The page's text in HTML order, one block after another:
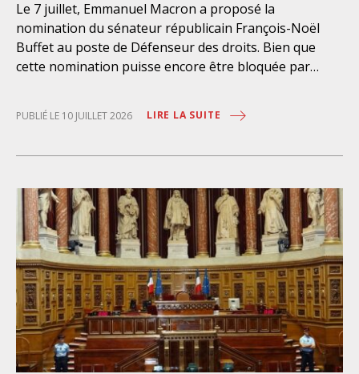
Le 7 juillet, Emmanuel Macron a proposé la
nomination du sénateur républicain François-Noël
Buffet au poste de Défenseur des droits. Bien que
cette nomination puisse encore être bloquée par
pleinement mobilisées contre cette nomination aux
Buffet est marqué par plusieurs prises de position
contraires aux droits fondamentaux et aux valeurs
que le Défenseur des droits est chargé de
promouvoir. Il s’est notamment opposé au mariage
pour tous·tes, à la procréation médicalement assistée
et à la constitutionnalisation de l’interruption
volontaire de grossesse (IVG). Il a également soutenu
le durcissement des politiques migratoires,
l’affaiblissement de l’Aide médicale d’État et des
PUBLIÉ LE 10 JUILLET 2026 LIRE LA SUITE